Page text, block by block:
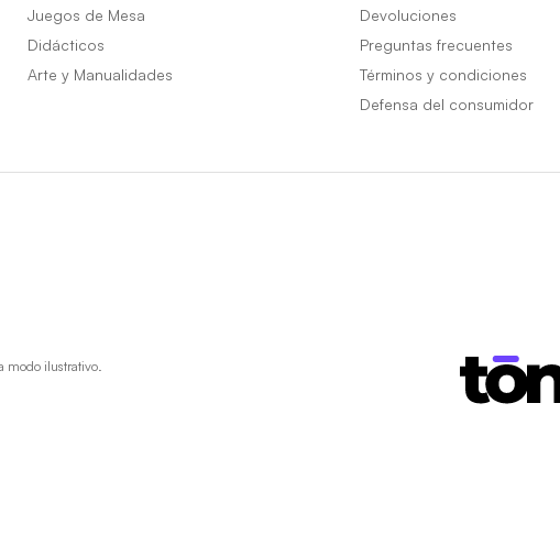
Juegos de Mesa
Didácticos
Arte y Manualidades
Devoluciones
Preguntas frecuentes
Términos y condiciones
Defensa del consumidor
modo ilustrativo.